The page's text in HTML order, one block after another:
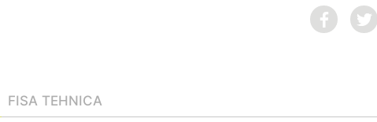
FISA TEHNICA